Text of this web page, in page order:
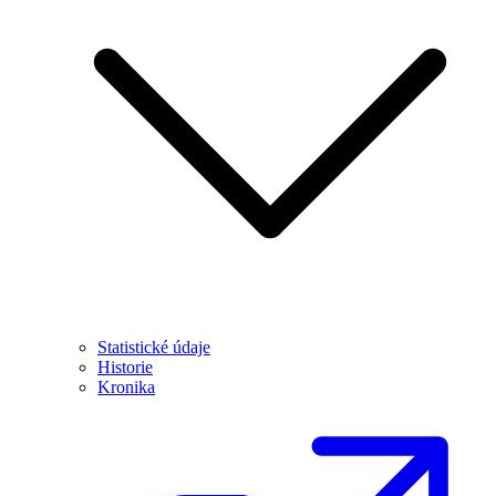
Statistické údaje
Historie
Kronika